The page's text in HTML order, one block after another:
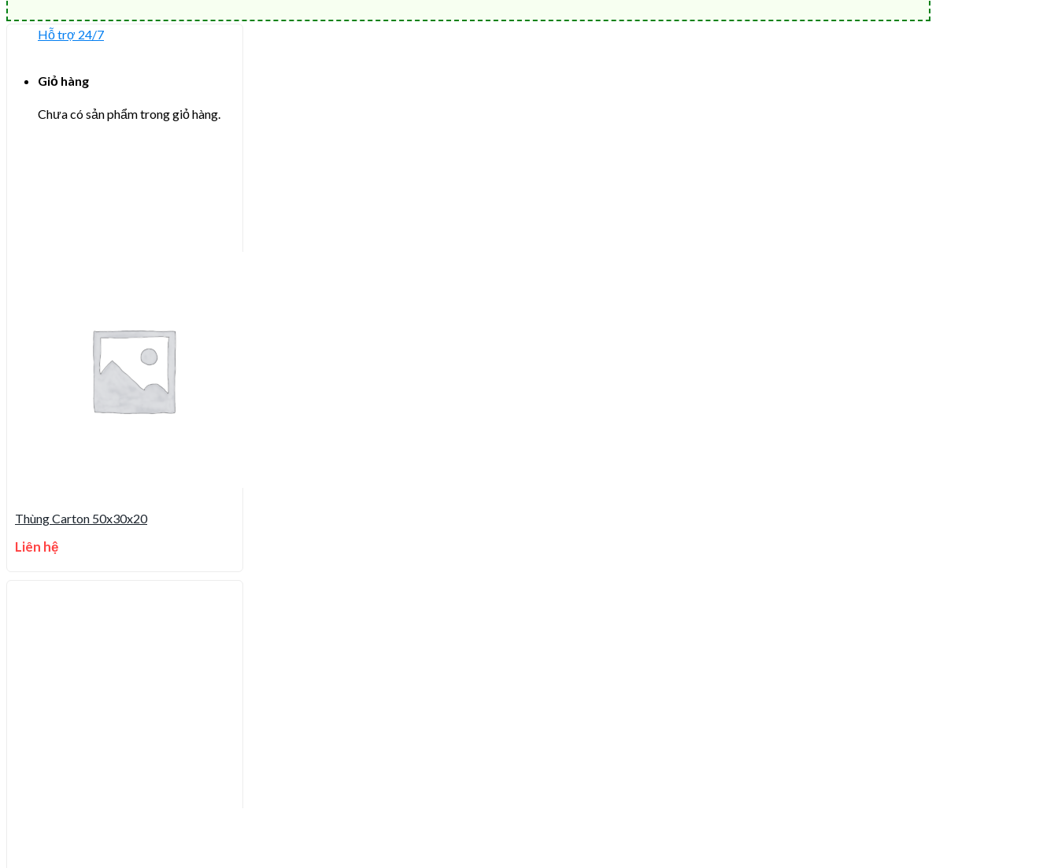
Hỗ trợ 24/7
Giỏ hàng
Chưa có sản phẩm trong giỏ hàng.
Thùng Carton 50x30x20
Liên hệ